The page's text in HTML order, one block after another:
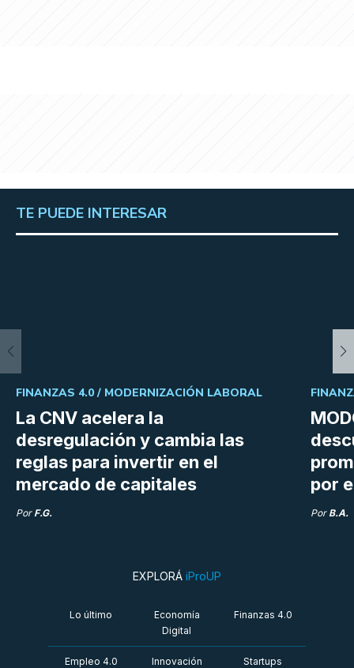
TE PUEDE INTERESAR
La CNV acelera la
desregulación y cambia las
reglas para invertir en el
mercado de capitales
FINANZAS 4.0 / MODERNIZACIÓN LABORAL
Por F.G.
por
Por B.A.
EXPLORÁ iProUP
Lo último
Economía
Digital
Finanzas 4.0
Empleo 4.0 Innovación Startups